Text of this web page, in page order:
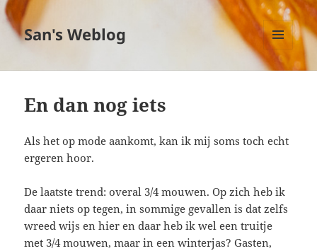
San's Weblog
MENU
EN
En dan nog iets
Als het op mode aankomt, kan ik mij soms toch echt
ergeren hoor.
De laatste trend: overal 3/4 mouwen. Op zich heb ik
daar niets op tegen, in sommige gevallen is dat zelfs
wreed wijs en hier en daar heb ik wel een truitje
met 3/4 mouwen, maar in een winterjas? Gasten,